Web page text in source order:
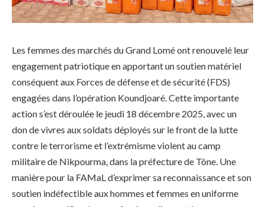
Les femmes des marchés du Grand Lomé ont renouvelé leur
engagement patriotique en apportant un soutien matériel
conséquent aux Forces de défense et de sécurité (FDS)
engagées dans l’opération Koundjoaré. Cette importante
action s’est déroulée le jeudi 18 décembre 2025, avec un
don de vivres aux soldats déployés sur le front de la lutte
contre le terrorisme et l’extrémisme violent au camp
militaire de Nikpourma, dans la préfecture de Tône. Une
manière pour la FAMaL d’exprimer sa reconnaissance et son
soutien indéfectible aux hommes et femmes en uniforme